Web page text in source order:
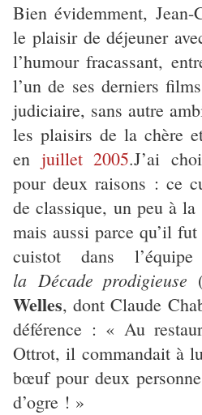
Bien évidemment,
le plaisir de déjeuner
l’humour fracassant,
l’un de ses derniers
judiciaire, sans autre
les plaisirs de la chère
en juillet 2005.J’ai
pour deux raisons : ce
de classique, un peu à
mais aussi parce qu’il
cuistot dans
la Décade prodigieuse
Welles, dont Claude
déférence : « Au
Ottrot, il commandait à
bœuf pour deux
d’ogre ! »